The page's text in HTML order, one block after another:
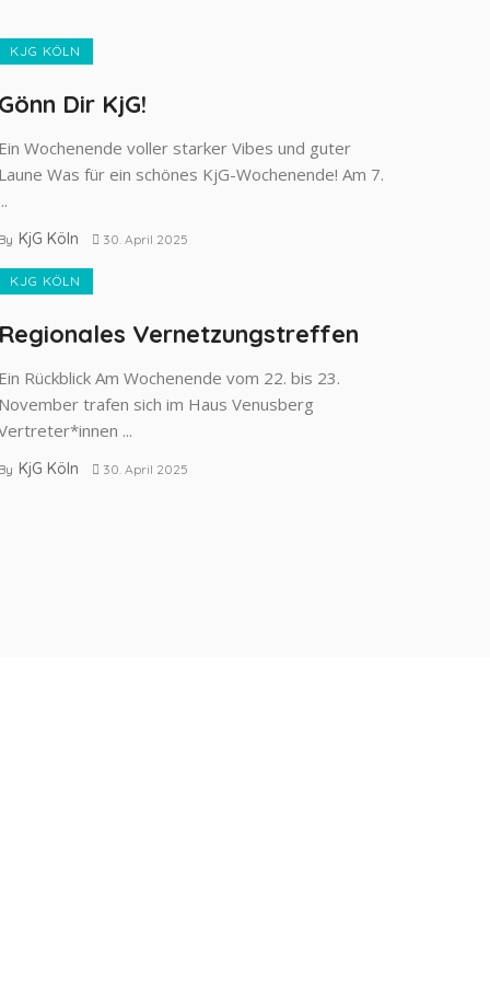
KJG KÖLN
Gönn Dir KjG!
Ein Wochenende voller starker Vibes und guter
Laune Was für ein schönes KjG-Wochenende! Am 7.
...
By KjG Köln 30. April 2025
KJG KÖLN
Regionales Vernetzungstreffen
Ein Rückblick Am Wochenende vom 22. bis 23.
Novem­ber trafen sich im Haus Venusberg
...
By KjG Köln 30. April 2025